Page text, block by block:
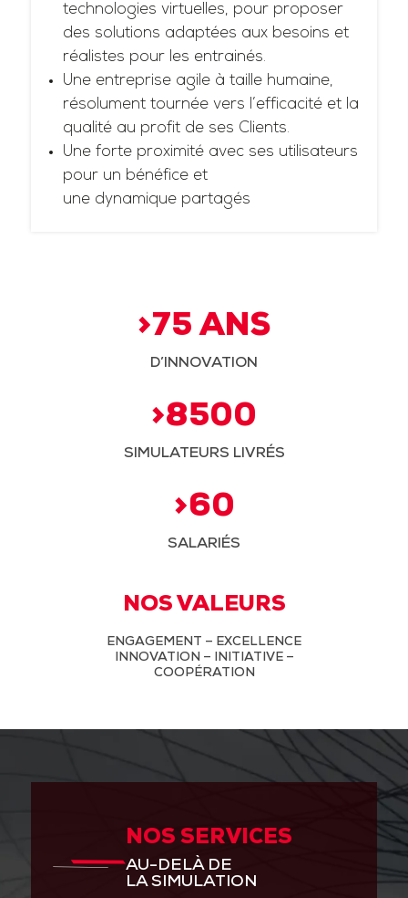
technologies virtuelles, pour proposer
des solutions adaptées aux besoins et
réalistes pour les entrainés.
Une entreprise agile à taille humaine,
résolument tournée vers l’efficacité et la
qualité au profit de ses Clients.
Une forte proximité avec ses utilisateurs
pour un bénéfice et
une dynamique partagés
>75 ANS
D’INNOVATION
>8500
SIMULATEURS LIVRÉS
>60
SALARIÉS
NOS VALEURS
ENGAGEMENT – EXCELLENCE
INNOVATION – INITIATIVE –
COOPÉRATION
NOS SERVICES
AU-DELÀ DE
LA SIMULATION